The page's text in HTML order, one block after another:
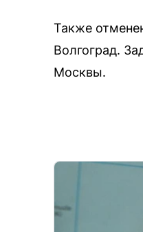
Также
Волгоград.
Москвы.